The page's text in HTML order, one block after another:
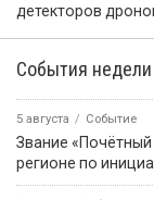
детекторов
События недели
5 августа Событие
Звание
регионе по